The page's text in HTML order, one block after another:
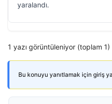
yaralandı.
1 yazı görüntüleniyor (toplam 1)
Bu konuyu yanıtlamak için giriş